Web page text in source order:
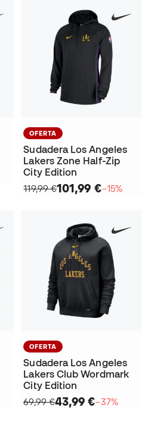
OFERTA
Sudadera Los Angeles
Lakers Zone Half-Zip
City Edition
119,99 €101,99 €−15%
OFERTA
Sudadera Los Angeles
Lakers Club Wordmark
City Edition
69,99 €43,99 €−37%